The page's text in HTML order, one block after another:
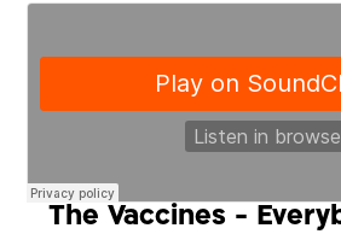
The Vaccines -